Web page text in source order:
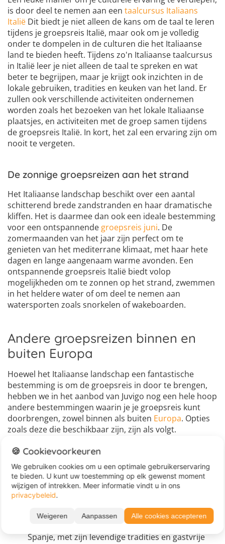
is door deel te nemen aan een taalcursus Italiaans
Italië Dit biedt je niet alleen de kans om de taal te leren
tijdens je groepsreis Italië, maar ook om je volledig
onder te dompelen in de culturen die het Italiaanse
land te bieden heeft. Tijdens zo'n Italiaanse taalcursus
in Italië leer je niet alleen de taal te spreken en wat
beter te begrijpen, maar je krijgt ook inzichten in de
lokale gebruiken, tradities en keuken van het land. Er
zullen ook verschillende activiteiten ondernemen
worden zoals het bezoeken van het lokale Italiaanse
plaatsjes, en activiteiten met de groep samen tijdens
de groepsreis Italië. In kort, het zal een ervaring zijn om
nooit te vergeten.
De zonnige groepsreizen aan het strand
Het Italiaanse landschap beschikt over een aantal
schitterend brede zandstranden en haar dramatische
kliffen. Het is daarmee dan ook een ideale bestemming
voor een ontspannende groepsreis juni. De
zomermaanden van het jaar zijn perfect om te
genieten van het mediterrane klimaat, met haar hete
dagen en lange aangenaam warme avonden. Een
ontspannende groepsreis Italië biedt volop
mogelijkheden om te zonnen op het strand, zwemmen
in het heldere water of om deel te nemen aan
watersporten zoals snorkelen of wakeboarden.
Andere groepsreizen binnen en
buiten Europa
Hoewel het Italiaanse landschap een fantastische
bestemming is om de groepsreis in door te brengen,
hebben we in het aanbod van Juvigo nog een hele hoop
andere bestemmingen waarin je je groepsreis kunt
doorbrengen, zowel binnen als buiten Europa. Opties
zoals deze die beschikbaar zijn, zijn als volgt.
Spanje: Een van de meest populaire keuzes voor
Spanje. Dit veelzijdige land biedt een schitterende
mix van cultuur, zon en avontuur, wat het tot een
ideale bestemming maakt voor groepen. Van de
adembenemende natuur in de Spaanse bergen,
er is voor ieder wat wils. De unieke sfeer van
Spanje, met zijn levendige tradities en gastvrije
🍪 Cookievoorkeuren
We gebruiken cookies om u een optimale gebruikerservaring
te bieden. U kunt uw toestemming op elk gewenst moment
wijzigen of intrekken. Meer informatie vindt u in ons
privacybeleid.
Weigeren Aanpassen Alle cookies accepteren